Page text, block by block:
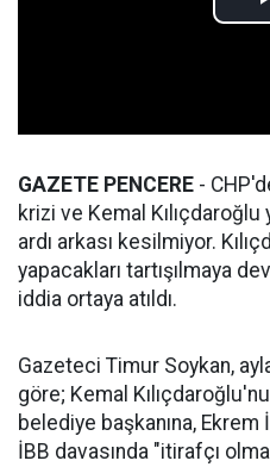
GAZETE PENCERE -
krizi ve Kemal
ardı arkası kesilmiyor.
yapacakları tartışılmaya
iddia ortaya atıldı.
Gazeteci Timur Soykan,
göre; Kemal
belediye başkanına,
İBB davasında "itirafçı